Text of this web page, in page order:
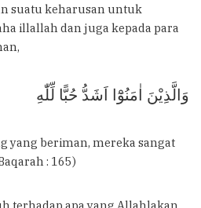
suatu keharusan untuk
illallah dan juga kepada para
وَالَّذِيْنَ اٰمَنُوْٓا اَشَدُّ حُبًّا لِّلّٰهِ
yang beriman, mereka sangat
: 165)